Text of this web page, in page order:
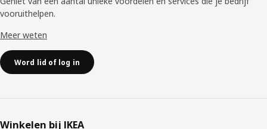
vooruithelpen. ​
Meer weten
Word lid of log in
Winkelen bij IKEA